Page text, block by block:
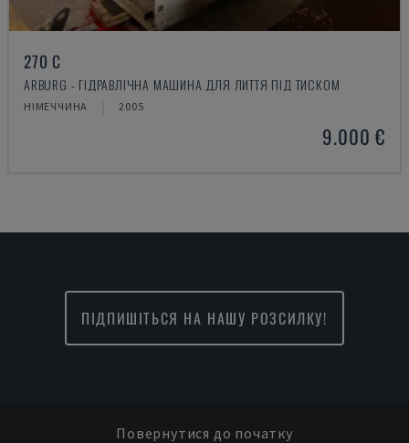
270 C
ARBURG - ГІДРАВЛІЧНА МАШИНА ДЛЯ ЛИТТЯ ПІД ТИСКОМ
НІМЕЧЧИНА 2005
9.000 €
ПІДПИШІТЬСЯ НА НАШУ РОЗСИЛКУ!
Повернутися до початку